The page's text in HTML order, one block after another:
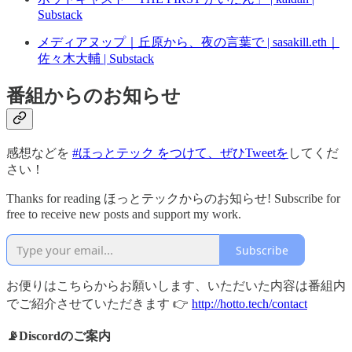
Substack
メディアヌップ｜丘原から、夜の言葉で | sasakill.eth｜
佐々木大輔 | Substack
番組からのお知らせ
感想などを #ほっとテック をつけて、ぜひTweetを してくだ
さい！
Thanks for reading ほっとテックからのお知らせ! Subscribe for
free to receive new posts and support my work.
Subscribe
お便りはこちらからお願いします、いただいた内容は番組内
でご紹介させていただきます 👉 http://hotto.tech/contact
📡Discordのご案内